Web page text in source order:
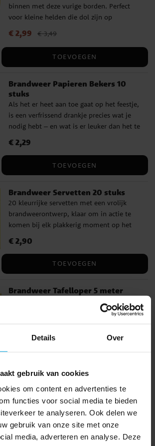
Details Over
gebruik van cookies
om content en advertenties te
functies voor social media te bieden
te analyseren. Ook delen we
gebruik van onze site met onze
media, adverteren en analyse. Deze
binnen met deze vurige borden. Perfect
voor kleine helden die dol zijn op
hebben een diameter van ca. 22,5 cm en
worden verkocht per 10 stuks.
Actuele prijs:€ 2,99
€ 2,99 € 3,49
TOEVOEGEN
Brandweer Papieren Bekers 10
stuks
Als het er heet aan toe gaat op het feestje,
is een verfrissend drankje precies wat je
nodig hebt – en wat is er leuker dan het te
De bekers zijn ca. 9,7 cm hoog en hebben
Prijs:€ 2,29
€ 2,29
TOEVOEGEN
Brandweer Servetten 20 stuks
20 kleurrijke servetten met een vrolijk
brandweerontwerp, klaar om in actie te
komen bij elk plakkerig moment op het
cm groot wanneer ze zijn uitgevouwen.
Prijs:€ 2,90
€ 2,90
TOEVOEGEN
Brandweer Tafelloper 5 meter
brandweerkazerne met deze kleurrijke
tafelloper. De gedetailleerde afbeeldingen
van brandweerwagens, sirenes, slangen en
polyester en is ca. 30 cm breed en 5 meter
lang.
€ 8,90
€ 8,90
kochten ook